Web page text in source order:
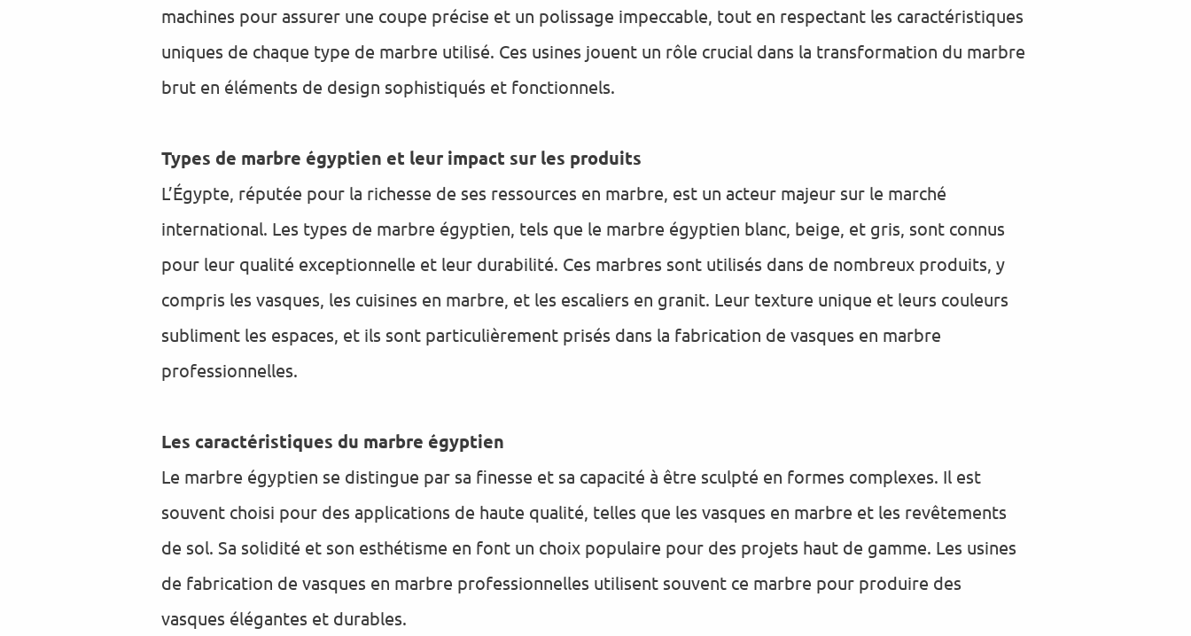
machines pour assurer une coupe précise et un polissage impeccable, tout en respectant les caractéristiques
uniques de chaque type de marbre utilisé. Ces usines jouent un rôle crucial dans la transformation du marbre
brut en éléments de design sophistiqués et fonctionnels.
Types de marbre égyptien et leur impact sur les produits
L’Égypte, réputée pour la richesse de ses ressources en marbre, est un acteur majeur sur le marché
international. Les types de marbre égyptien, tels que le marbre égyptien blanc, beige, et gris, sont connus
pour leur qualité exceptionnelle et leur durabilité. Ces marbres sont utilisés dans de nombreux produits, y
compris les vasques, les cuisines en marbre, et les escaliers en granit. Leur texture unique et leurs couleurs
subliment les espaces, et ils sont particulièrement prisés dans la fabrication de vasques en marbre
professionnelles.
Les caractéristiques du marbre égyptien
Le marbre égyptien se distingue par sa finesse et sa capacité à être sculpté en formes complexes. Il est
souvent choisi pour des applications de haute qualité, telles que les vasques en marbre et les revêtements
de sol. Sa solidité et son esthétisme en font un choix populaire pour des projets haut de gamme. Les usines
de fabrication de vasques en marbre professionnelles utilisent souvent ce marbre pour produire des
vasques élégantes et durables.